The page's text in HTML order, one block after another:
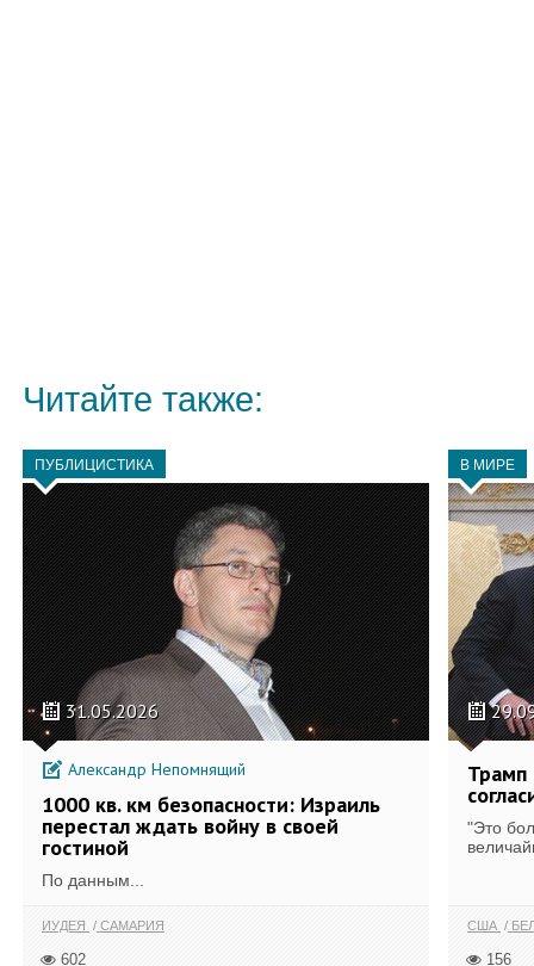
Читайте также:
ПУБЛИЦИСТИКА
31.05.2026
Александр Непомнящий
1000 кв. км безопасности: Израиль
перестал ждать войну в своей
гостиной
По данным...
ИУДЕЯ САМАРИЯ
602
В МИРЕ
Трамп
"Это
США
156